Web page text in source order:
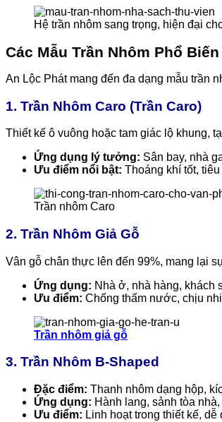
Hệ trần nhôm sang trọng, hiện đại
Các Mẫu Trần Nhôm Phổ
An Lộc Phát mang đến đa dạng mẫu trần
1. Trần Nhôm Caro (Trần Caro)
Thiết kế ô vuông hoặc tam giác lộ khung,
Ứng dụng lý tưởng: Sân bay, nhà
Ưu điểm nổi bật: Thoáng khí tốt,
Trần nhôm Caro
2. Trần Nhôm Giả Gỗ
Vân gỗ chân thực lên đến 99%, mang lại
Ứng dụng: Nhà ở, nhà hàng, khách
Ưu điểm: Chống thấm nước, chịu
Trần nhôm giả gỗ
3. Trần Nhôm B-Shaped
Đặc điểm: Thanh nhôm dạng hộp,
Ứng dụng: Hành lang, sảnh tòa
Ưu điểm: Linh hoạt trong thiết kế,